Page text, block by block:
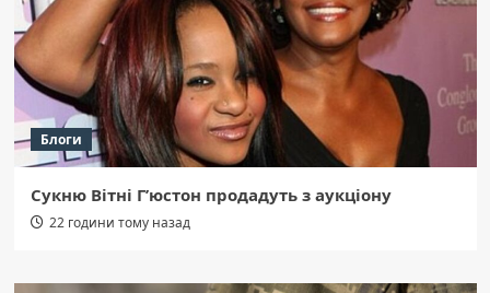
Блоги
Сукню Вітні Г’юстон продадуть з аукціону
22 години тому назад